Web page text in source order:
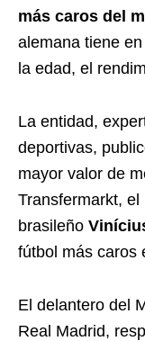
más caros del
alemana tiene
la edad, el
La entidad,
deportivas,
mayor valor de
Transfermarkt, el
brasileño
fútbol más caros
El delantero del
Real Madrid,